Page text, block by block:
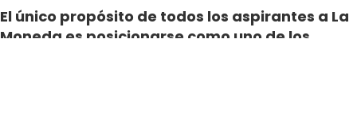
El único propósito de todos los aspirantes a La
Moneda es posicionarse como uno de los